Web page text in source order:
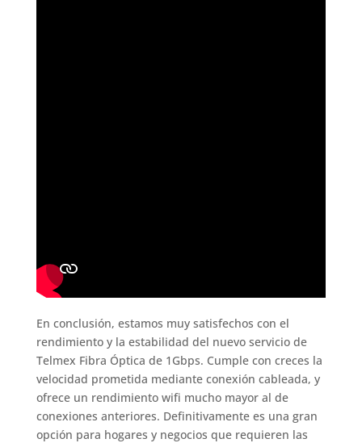
En conclusión, estamos muy satisfechos con el
rendimiento y la estabilidad del nuevo servicio de
Telmex Fibra Óptica de 1Gbps. Cumple con creces la
velocidad prometida mediante conexión cableada, y
ofrece un rendimiento wifi mucho mayor al de
conexiones anteriores. Definitivamente es una gran
opción para hogares y negocios que requieren las